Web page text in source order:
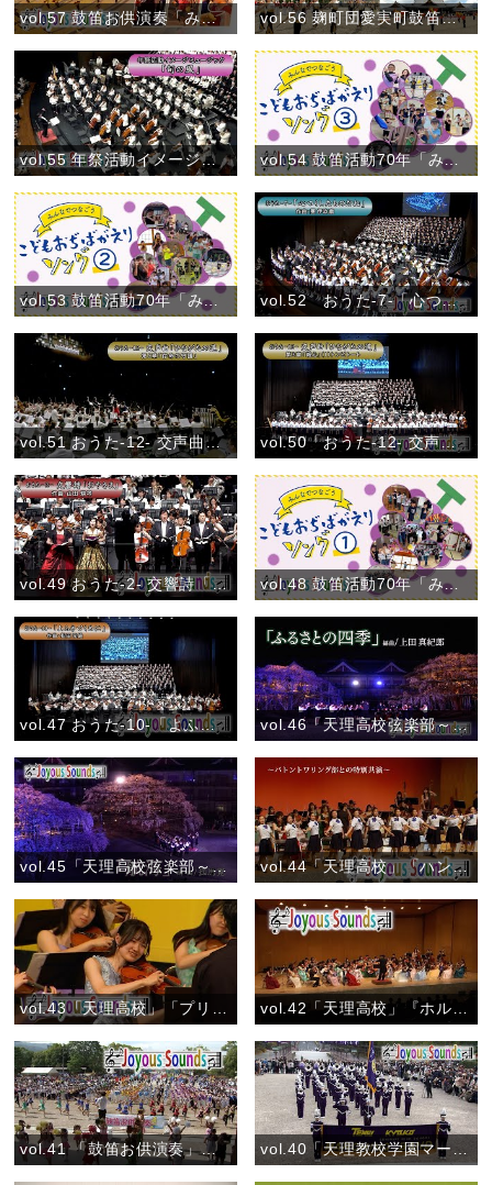
vol.57 鼓笛お供演奏「みちのこ キラリ」（7月30日） vol.56 麹町団愛実町鼓笛隊 お供演奏「銃弾と銃剣」
vol.55 年祭活動イメージミュージック「旬の風」 vol.54 鼓笛活動70年「みんなでつなごう〝こどもおぢばがえりソング♪〟③」(2024)
vol.53 鼓笛活動70年「みんなでつなごう〝こどもおぢばがえりソング♪〟②」(2024) vol.52 おうた-7-「心つくしたものだね」おうた演奏会大阪公演
vol.51 おうた-12- 交声曲「ひながたの道」第5章「存命の守護」おうた演奏会大阪公演 vol.50「おうた-12- 交声曲「ひながたの道」第3章「親心」(Ⅰ)トンビトート」おうた演奏会大阪公演
vol.49 おうた-2- 交響詩「おやさま」 第3楽章「親ごころ」おうた演奏会大阪公演 vol.48 鼓笛活動70年「みんなでつなごう〝こどもおぢばがえりソング♪〟①」(2024)
vol.47 おうた-10-「よふきづくめに」おうた演奏会大阪公演 vol.46「天理高校弦楽部～しだれ桜ライトアップ」『ふるさとの四季』
vol.45「天理高校弦楽部～しだれ桜ライトアップ」『航海』 vol.44「天理高校」「ハンガリー舞曲 第5番 ～バトントワリング部との特別共演～」
vol.41 「鼓笛お供演奏」（7月30日）『ありがとう！夏のおぢば』 vol.40「天理教校学園マーチングバンド部」『創部47年間御礼のお供演奏』